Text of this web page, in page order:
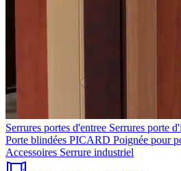
Serrures portes d'entree Serrures porte
Porte blindées PICARD Poignée pour
Accessoires Serrure industriel